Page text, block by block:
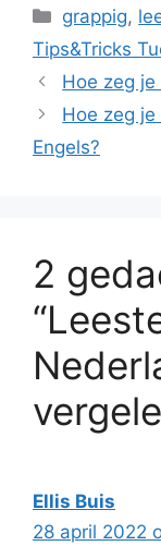
grappig,
Tips&Tricks
Hoe zeg je
Hoe zeg je
Engels?
2
Ellis Buis
28 april 2022